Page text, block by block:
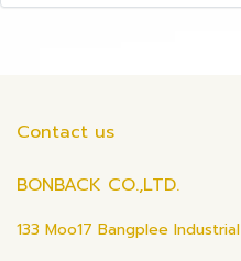
Contact us
BONBACK CO.,LTD.
133 Moo17 Bangplee